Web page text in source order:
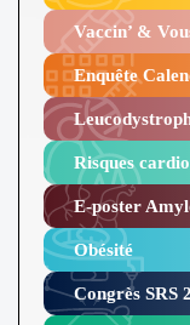
Vaccin’ &
Enquête
Risques
E-poster
Obésité ​
Congrès SRS